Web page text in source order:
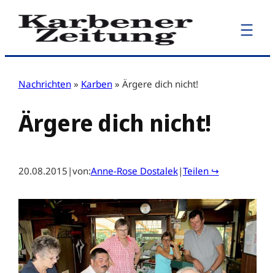
Zum
Inhalt
Nachrichten » Karben » Ärgere dich nicht!
Ärgere dich nicht!
20.08.2015 |von:Anne-Rose Dostalek|Teilen ↪